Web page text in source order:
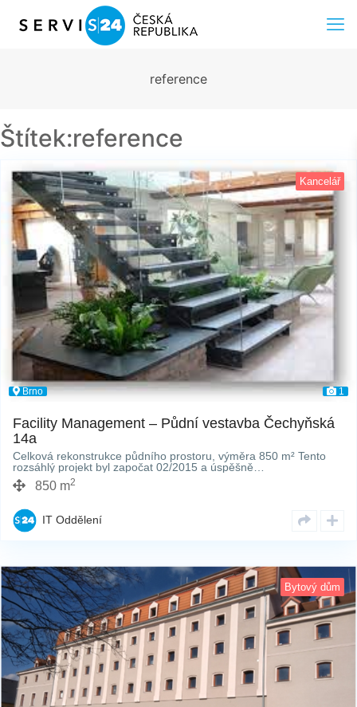
reference
Štítek:reference
Kancelář
Brno 1
Facility Management – Půdní vestavba Čechyňská
14a
Celková rekonstrukce půdního prostoru, výměra 850 m² Tento
rozsáhlý projekt byl započat 02/2015 a úspěšně…
850 m2
IT Oddělení
Bytový dům